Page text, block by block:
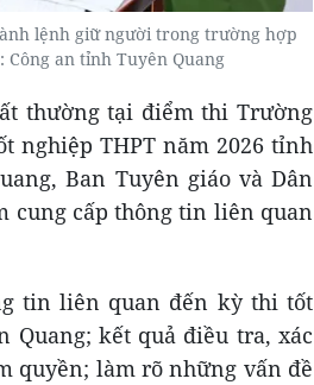
lệnh giữ người trong trường hợp
an tỉnh Tuyên Quang
thường tại điểm thi Trường
nghiệp THPT năm 2026 tỉnh
Ban Tuyên giáo và Dân
cung cấp thông tin liên quan
tin liên quan đến kỳ thi tốt
Quang; kết quả điều tra, xác
quyền; làm rõ những vấn đề